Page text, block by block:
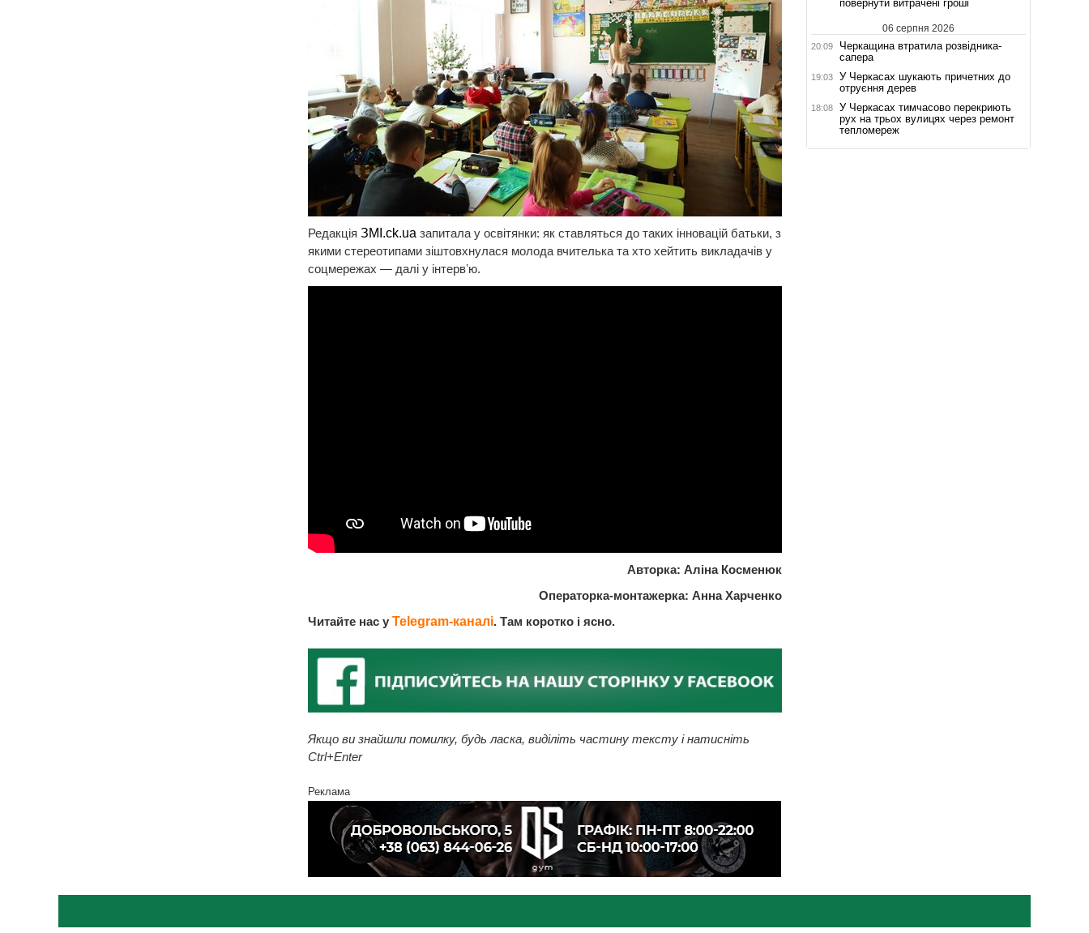
Редакція ЗМІ.ck.ua запитала у освітянки: як ставляться до таких інновацій батьки, з
якими стереотипами зіштовхнулася молода вчителька та хто хейтить викладачів у
соцмережах — далі у інтервʼю.
Авторка: Аліна Косменюк
Операторка-монтажерка: Анна Харченко
Читайте нас у Telegram-каналі. Там коротко і ясно.
Якщо ви знайшли помилку, будь ласка, виділіть частину тексту і натисніть
Ctrl+Enter
Реклама
повернути витрачені гроші
06 серпня 2026
20:09
Черкащина втратила розвідника-
сапера
19:03
У Черкасах шукають причетних до
отруєння дерев
18:08
У Черкасах тимчасово перекриють
рух на трьох вулицях через ремонт
тепломереж